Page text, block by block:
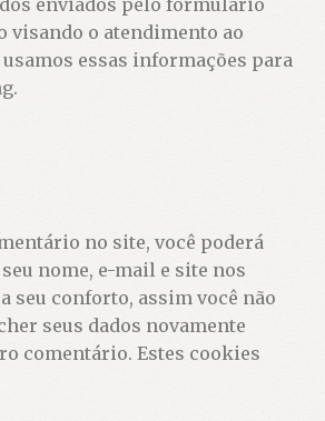
visando o atendimento ao
essas informações para
no site, você poderá
nome, e-mail e site nos
seu conforto, assim você não
seus dados novamente
comentário. Estes cookies